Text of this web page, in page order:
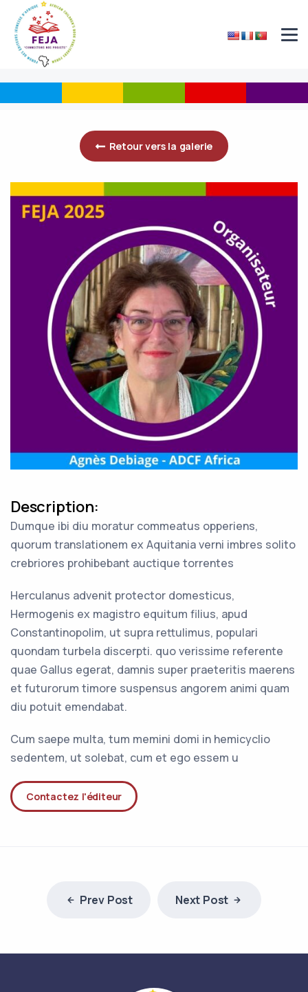
Retour vers la galerie
Description:
Dumque ibi diu moratur commeatus opperiens,
quorum translationem ex Aquitania verni imbres solito
crebriores prohibebant auctique torrentes
Herculanus advenit protector domesticus,
Hermogenis ex magistro equitum filius, apud
Constantinopolim, ut supra rettulimus, populari
quondam turbela discerpti. quo verissime referente
quae Gallus egerat, damnis super praeteritis maerens
et futurorum timore suspensus angorem animi quam
diu potuit emendabat.
Cum saepe multa, tum memini domi in hemicyclio
sedentem, ut solebat, cum et ego essem u
Contactez l'éditeur
Prev Post Next Post